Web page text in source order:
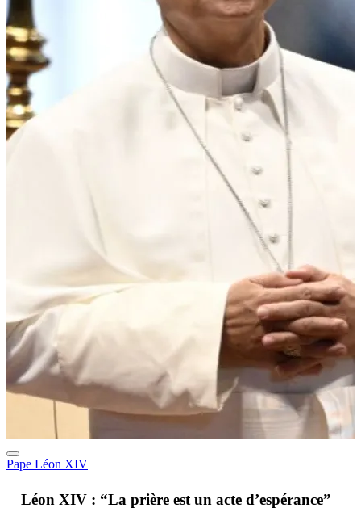
Pape Léon XIV
Léon XIV : “La prière est un acte d’espérance”